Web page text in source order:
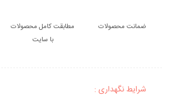
ضمانت محصولات
مطابقت کامل محصولات
با سایت
شرایط نگهداری :